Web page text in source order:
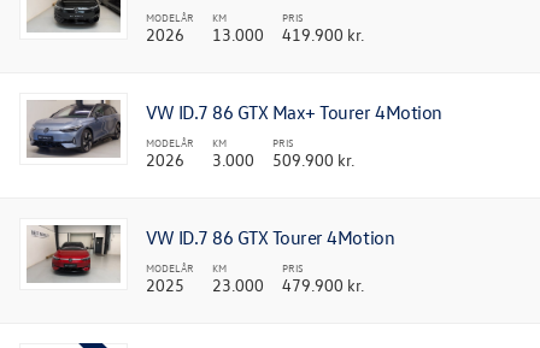
MODELÅR
2026
KM
13.000
PRIS
419.900 kr.
VW ID.7 86 GTX Max+ Tourer 4Motion
MODELÅR
2026
KM
3.000
PRIS
509.900 kr.
VW ID.7 86 GTX Tourer 4Motion
MODELÅR
2025
KM
23.000
PRIS
479.900 kr.